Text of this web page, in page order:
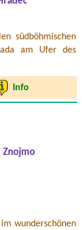
südböhmischen
am Ufer des
Info
Znojmo
wunderschönen